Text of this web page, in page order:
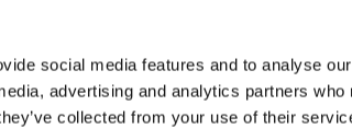
social media features and to analyse
advertising and analytics partners
collected from your use of their